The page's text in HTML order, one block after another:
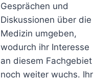
Gesprächen und
Diskussionen über die
Medizin umgeben,
wodurch ihr Interesse
an diesem Fachgebiet
noch weiter wuchs. Ihr